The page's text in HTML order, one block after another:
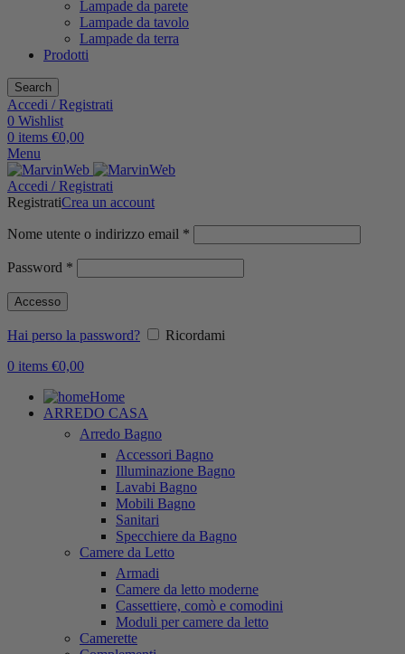
Lampade da parete
Lampade da tavolo
Lampade da terra
Prodotti
Search
Accedi / Registrati
0 Wishlist
0 items €0,00
Menu
Accedi / Registrati
RegistratiCrea un account
Nome utente o indirizzo email *
Password *
Accesso
Hai perso la password?
Ricordami
0 items €0,00
Home
ARREDO CASA
Arredo Bagno
Accessori Bagno
Illuminazione Bagno
Lavabi Bagno
Mobili Bagno
Sanitari
Specchiere da Bagno
Camere da Letto
Armadi
Camere da letto moderne
Cassettiere, comò e comodini
Moduli per camere da letto
Camerette